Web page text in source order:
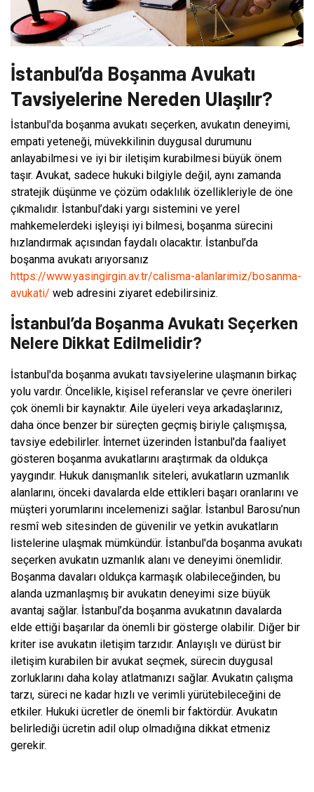
İstanbul’da Boşanma Avukatı
Tavsiyelerine Nereden Ulaşılır?
İstanbul'da boşanma avukatı seçerken, avukatın deneyimi,
empati yeteneği, müvekkilinin duygusal durumunu
anlayabilmesi ve iyi bir iletişim kurabilmesi büyük önem
taşır. Avukat, sadece hukuki bilgiyle değil, aynı zamanda
stratejik düşünme ve çözüm odaklılık özellikleriyle de öne
çıkmalıdır. İstanbul’daki yargı sistemini ve yerel
mahkemelerdeki işleyişi iyi bilmesi, boşanma sürecini
hızlandırmak açısından faydalı olacaktır. İstanbul’da
boşanma avukatı arıyorsanız
https://www.yasingirgin.av.tr/calisma-alanlarimiz/bosanma-
avukati/ web adresini ziyaret edebilirsiniz.
İstanbul’da Boşanma Avukatı Seçerken
Nelere Dikkat Edilmelidir?
İstanbul'da boşanma avukatı tavsiyelerine ulaşmanın birkaç
yolu vardır. Öncelikle, kişisel referanslar ve çevre önerileri
çok önemli bir kaynaktır. Aile üyeleri veya arkadaşlarınız,
daha önce benzer bir süreçten geçmiş biriyle çalışmışsa,
tavsiye edebilirler. İnternet üzerinden İstanbul'da faaliyet
gösteren boşanma avukatlarını araştırmak da oldukça
yaygındır. Hukuk danışmanlık siteleri, avukatların uzmanlık
alanlarını, önceki davalarda elde ettikleri başarı oranlarını ve
müşteri yorumlarını incelemenizi sağlar. İstanbul Barosu’nun
resmî web sitesinden de güvenilir ve yetkin avukatların
listelerine ulaşmak mümkündür. İstanbul'da boşanma avukatı
seçerken avukatın uzmanlık alanı ve deneyimi önemlidir.
Boşanma davaları oldukça karmaşık olabileceğinden, bu
alanda uzmanlaşmış bir avukatın deneyimi size büyük
avantaj sağlar. İstanbul’da boşanma avukatının davalarda
elde ettiği başarılar da önemli bir gösterge olabilir. Diğer bir
kriter ise avukatın iletişim tarzıdır. Anlayışlı ve dürüst bir
iletişim kurabilen bir avukat seçmek, sürecin duygusal
zorluklarını daha kolay atlatmanızı sağlar. Avukatın çalışma
tarzı, süreci ne kadar hızlı ve verimli yürütebileceğini de
etkiler. Hukuki ücretler de önemli bir faktördür. Avukatın
belirlediği ücretin adil olup olmadığına dikkat etmeniz
gerekir.